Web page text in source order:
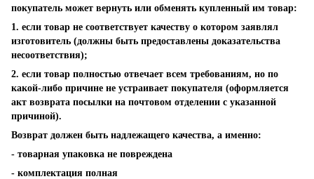
покупатель может вернуть или обменять купленный им товар:
1. если товар не соответствует качеству о котором заявлял
изготовитель (должны быть предоставлены доказательства
несоответствия);
2. если товар полностью отвечает всем требованиям, но по
какой-либо причине не устраивает покупателя (оформляется
акт возврата посылки на почтовом отделении с указанной
причиной).
Возврат должен быть надлежащего качества, а именно:
- товарная упаковка не повреждена
- комплектация полная